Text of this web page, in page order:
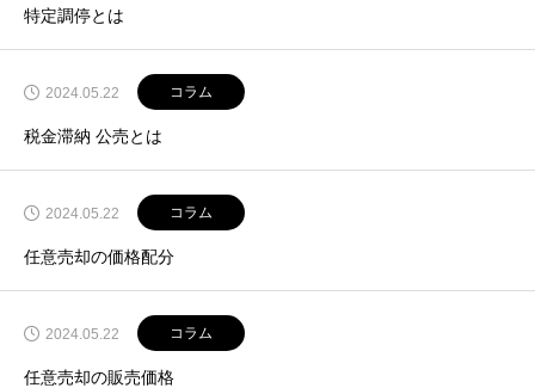
特定調停とは
2024.05.22 コラム
税金滞納 公売とは
2024.05.22 コラム
任意売却の価格配分
2024.05.22 コラム
任意売却の販売価格